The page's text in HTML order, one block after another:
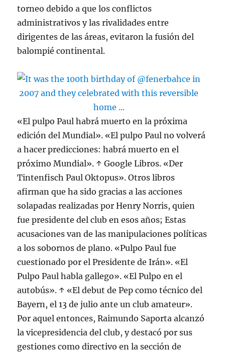
torneo debido a que los conflictos
administrativos y las rivalidades entre
dirigentes de las áreas, evitaron la fusión del
balompié continental.
«El pulpo Paul habrá muerto en la próxima
edición del Mundial». «El pulpo Paul no volverá
a hacer predicciones: habrá muerto en el
próximo Mundial». ↑ Google Libros. «Der
Tintenfisch Paul Oktopus». Otros libros
afirman que ha sido gracias a las acciones
solapadas realizadas por Henry Norris, quien
fue presidente del club en esos años; Estas
acusaciones van de las manipulaciones políticas
a los sobornos de plano. «Pulpo Paul fue
cuestionado por el Presidente de Irán». «El
Pulpo Paul habla gallego». «El Pulpo en el
autobús». ↑ «El debut de Pep como técnico del
Bayern, el 13 de julio ante un club amateur».
Por aquel entonces, Raimundo Saporta alcanzó
la vicepresidencia del club, y destacó por sus
gestiones como directivo en la sección de